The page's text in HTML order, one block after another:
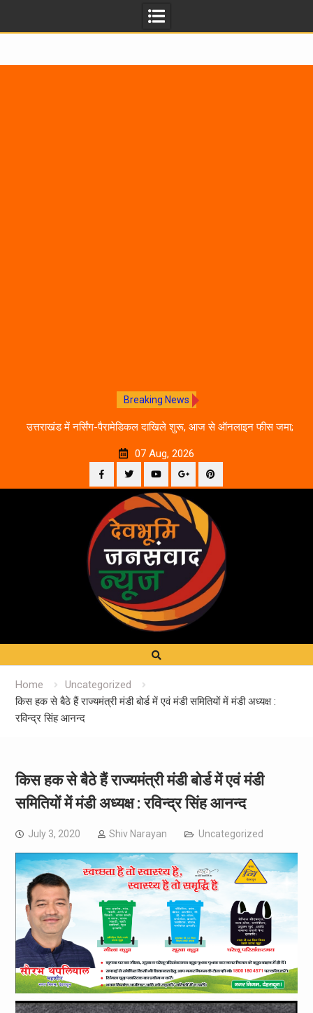
Breaking News
उत्तराखंड में नर्सिंग-पैरामेडिकल दाखिले शुरू, आज से ऑनलाइन फीस जमा;
07 Aug, 2026
Facebook
TwitterYouTubePlus
Google
Home
Uncategorized
किस हक से बैठे हैं राज्यमंत्री मंडी बोर्ड में एवं मंडी समितियों में मंडी अध्यक्ष :
रविन्द्र सिंह आनन्द
किस हक से बैठे हैं राज्यमंत्री मंडी बोर्ड में एवं मंडी
समितियों में मंडी अध्यक्ष : रविन्द्र सिंह आनन्द
July 3, 2020 Shiv Narayan Uncategorized